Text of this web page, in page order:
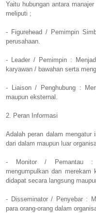
Yaitu hubungan antara
meliputi ;
- Figurehead / Pemimpin
perusahaan.
- Leader / Pemimpin :
karyawan / bawahan serta
- Liaison / Penghubung :
maupun eksternal.
2. Peran Informasi
Adalah peran dalam mengatur
dari dalam maupun luar
- Monitor / Pemantau :
mengumpulkan dan
didapat secara langsung
- Disseminator / Penyebar :
para orang-orang dalam